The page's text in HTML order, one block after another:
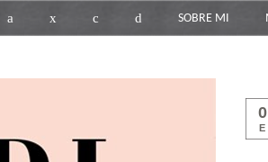
a x c d SOBRE MI